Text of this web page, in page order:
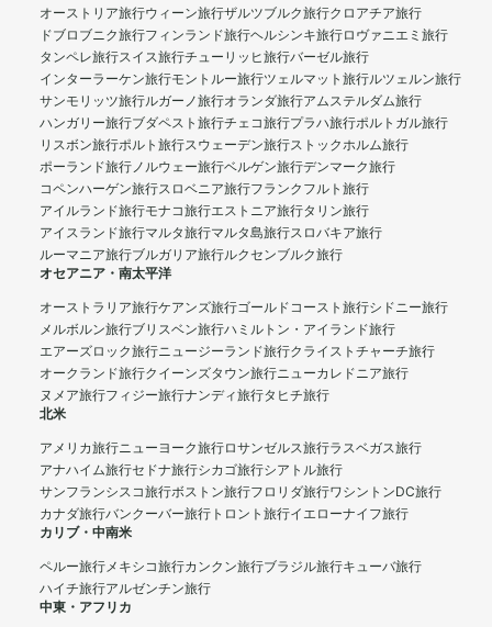
オーストリア旅行ウィーン旅行ザルツブルク旅行クロアチア旅行
ドブロブニク旅行フィンランド旅行ヘルシンキ旅行ロヴァニエミ旅行
タンペレ旅行スイス旅行チューリッヒ旅行バーゼル旅行
インターラーケン旅行モントルー旅行ツェルマット旅行ルツェルン旅行
サンモリッツ旅行ルガーノ旅行オランダ旅行アムステルダム旅行
ハンガリー旅行ブダペスト旅行チェコ旅行プラハ旅行ポルトガル旅行
リスボン旅行ポルト旅行スウェーデン旅行ストックホルム旅行
ポーランド旅行ノルウェー旅行ベルゲン旅行デンマーク旅行
コペンハーゲン旅行スロベニア旅行フランクフルト旅行
アイルランド旅行モナコ旅行エストニア旅行タリン旅行
アイスランド旅行マルタ旅行マルタ島旅行スロバキア旅行
ルーマニア旅行ブルガリア旅行ルクセンブルク旅行
オセアニア・南太平洋
オーストラリア旅行ケアンズ旅行ゴールドコースト旅行シドニー旅行
メルボルン旅行ブリスベン旅行ハミルトン・アイランド旅行
エアーズロック旅行ニュージーランド旅行クライストチャーチ旅行
オークランド旅行クイーンズタウン旅行ニューカレドニア旅行
ヌメア旅行フィジー旅行ナンディ旅行タヒチ旅行
北米
アメリカ旅行ニューヨーク旅行ロサンゼルス旅行ラスベガス旅行
アナハイム旅行セドナ旅行シカゴ旅行シアトル旅行
サンフランシスコ旅行ボストン旅行フロリダ旅行ワシントンDC旅行
カナダ旅行バンクーバー旅行 トロント旅行イエローナイフ旅行
カリブ・中南米
ペルー旅行メキシコ旅行カンクン旅行ブラジル旅行キューバ旅行
ハイチ旅行アルゼンチン旅行
中東・アフリカ